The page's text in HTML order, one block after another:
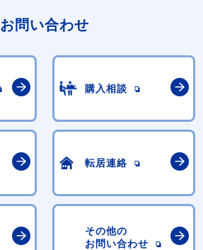
お問い合わせ
購入相談
転居連絡
その他の
お問い合わせ